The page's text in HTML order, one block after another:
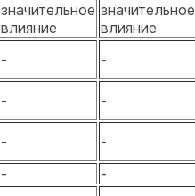
значительное
влияние
значительное
влияние
- -
- -
-
-
-
-